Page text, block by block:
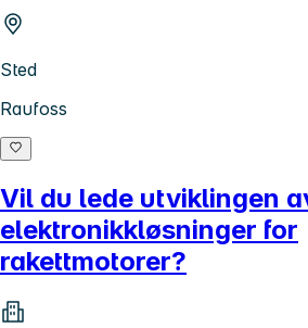
Sted
Raufoss
Vil du lede utviklingen
elektronikkløsninger for
rakettmotorer?